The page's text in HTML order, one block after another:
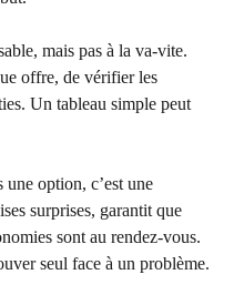
mais pas à la va-vite.
offre, de vérifier les
Un tableau simple peut
une option, c’est une
surprises, garantit que
sont au rendez-vous.
seul face à un problème.